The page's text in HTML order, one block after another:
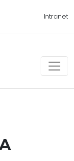
Intranet